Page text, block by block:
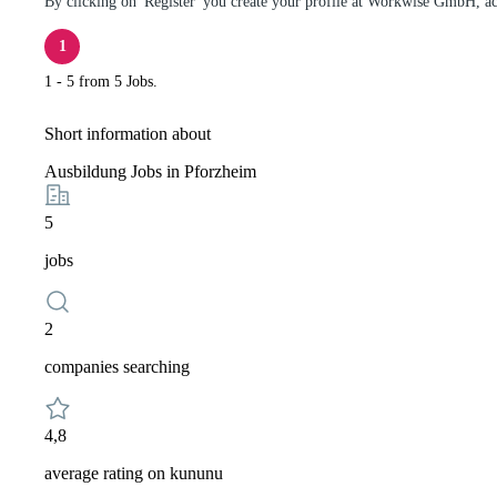
1
1 - 5 from 5 Jobs.
Short information about
Ausbildung Jobs in Pforzheim
5
jobs
2
companies searching
4,8
average rating on kununu